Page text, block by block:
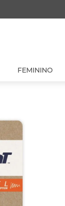
FEMININO